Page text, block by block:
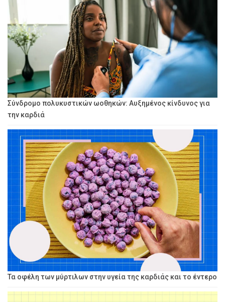
Σύνδρομο πολυκυστικών ωοθηκών: Αυξημένος κίνδυνος για
την καρδιά
Τα οφέλη των μύρτιλων στην υγεία της καρδιάς και το έντερο